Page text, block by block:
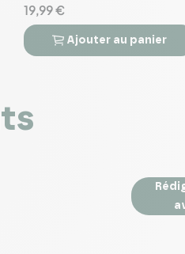
19,99 €
 
Ajouter au panier